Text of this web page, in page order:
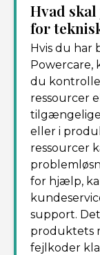
Hvad
for
Hvis du har
Powercare,
du
ressourcer
tilgængelige
eller i
ressourcer
for hjælp,
support.
produktets
fejlkoder